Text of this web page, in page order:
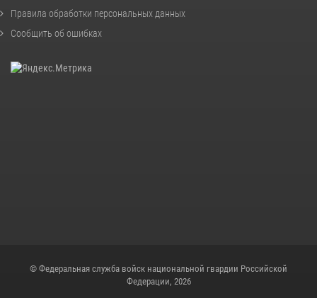
Правила обработки персональных данных
Сообщить об ошибках
© Федеральная служба войск национальной гвардии Российской
Федерации, 2026